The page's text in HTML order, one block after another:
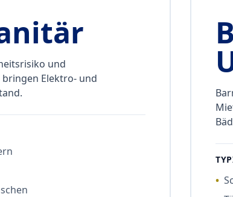
und
Elektro- und
•